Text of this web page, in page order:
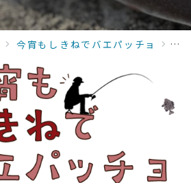
今宵もしきねでバエパッチョ 今